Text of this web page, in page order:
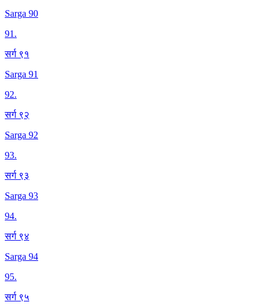
Sarga 90
91.
सर्ग ९१
Sarga 91
92.
सर्ग ९२
Sarga 92
93.
सर्ग ९३
Sarga 93
94.
सर्ग ९४
Sarga 94
95.
सर्ग ९५